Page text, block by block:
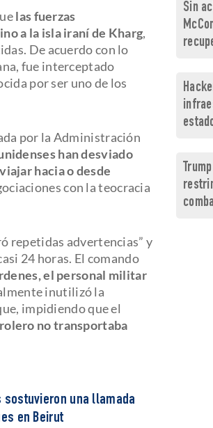
las fuerzas
a la isla iraní de Kharg,
De acuerdo con lo
fue interceptado
por ser uno de los
por la Administración
han desviado
hacia o desde
con la teocracia
repetidas advertencias” y
24 horas. El comando
el personal militar
inutilizó la
impidiendo que el
no transportaba
sostuvieron una llamada
en Beirut
Sin